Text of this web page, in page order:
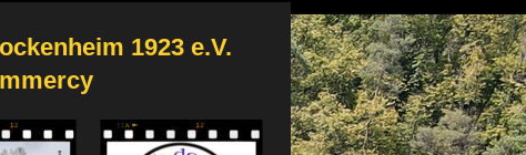
1923 e.V.